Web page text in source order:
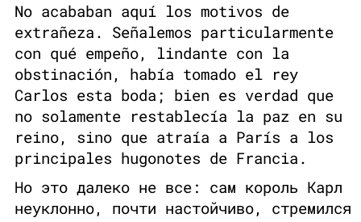
No acababan aquí los motivos de
extrañeza. Señalemos particularmente
con qué empeño, lindante con la
obstinación, había tomado el rey
Carlos esta boda; bien es verdad que
no solamente restablecía la paz en su
reino, sino que atraía a París a los
principales hugonotes de Francia.
Но это далеко не все: сам король Карл
неуклонно, почти настойчиво, стремился